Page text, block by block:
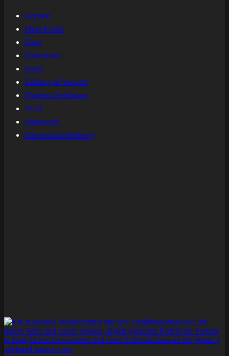
Kontakt
Mein Konto
Shop
Warenkorb
Kasse
Zahlung & Versand
Widerrufsbelehrung
AGB
Impressum
Datenschutzerklärung